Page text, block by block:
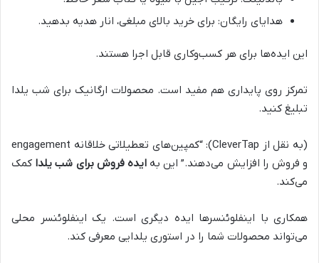
هدایای رایگان: برای خرید بالای مبلغی، انار هدیه بدهید.
این ایده‌ها برای هر کسب‌وکاری قابل اجرا هستند.
تمرکز روی پایداری هم مفید است. محصولات ارگانیک برای شب یلدا
تبلیغ کنید.
(به نقل از CleverTap): “کمپین‌های تعطیلاتی خلاقانه engagement
و فروش را افزایش می‌دهند.” این بهایده فروش برای شب یلدا کمک
می‌کند.
همکاری با اینفلوئنسرها ایده دیگری است. یک اینفلوئنسر محلی
می‌تواند محصولات شما را در استوری یلدایی معرفی کند.